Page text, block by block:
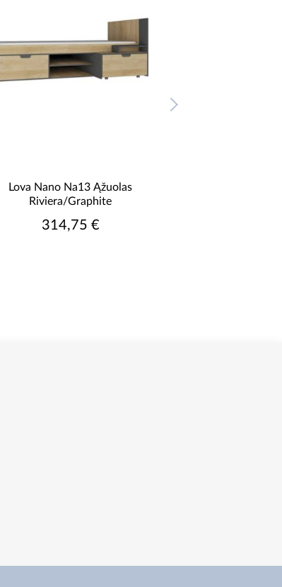
Lova Nano Na13 Ąžuolas
Riviera/Graphite
314,75 €